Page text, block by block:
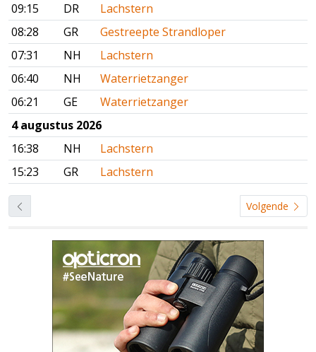
09:15
DR
Lachstern
08:28
GR
Gestreepte Strandloper
07:31
NH
Lachstern
06:40
NH
Waterrietzanger
06:21
GE
Waterrietzanger
4 augustus 2026
16:38
NH
Lachstern
15:23
GR Lachstern
Volgende